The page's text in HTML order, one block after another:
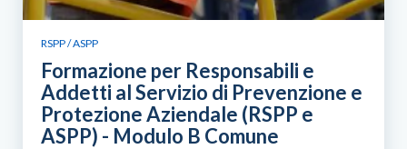
RSPP / ASPP
Formazione per Responsabili e
Addetti al Servizio di Prevenzione e
Protezione Aziendale (RSPP e
ASPP) - Modulo B Comune